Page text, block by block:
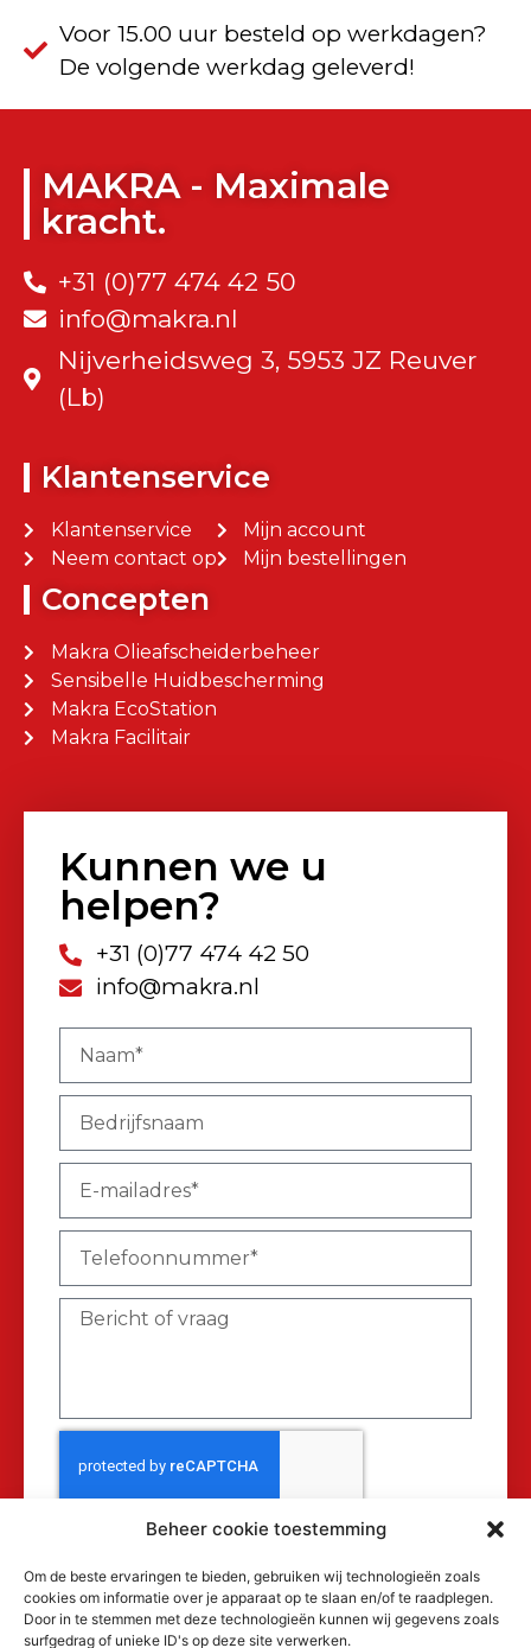
Beheer cookie toestemming
Om de beste ervaringen te bieden, gebruiken wij technologieën zoals
cookies om informatie over je apparaat op te slaan en/of te raadplegen.
Door in te stemmen met deze technologieën kunnen wij gegevens zoals
surfgedrag of unieke ID's op deze site verwerken.
Voor 15.00 uur besteld op werkdagen?
De volgende werkdag geleverd!
MAKRA - Maximale
kracht.
+31 (0)77 474 42 50
info@makra.nl
Nijverheidsweg 3, 5953 JZ Reuver
(Lb)
Klantenservice
Klantenservice
Neem contact op
Mijn account
Mijn bestellingen
Concepten
Makra Olieafscheiderbeheer
Sensibelle Huidbescherming
Makra EcoStation
Makra Facilitair
Kunnen we u
helpen?
+31 (0)77 474 42 50
info@makra.nl
Verzenden